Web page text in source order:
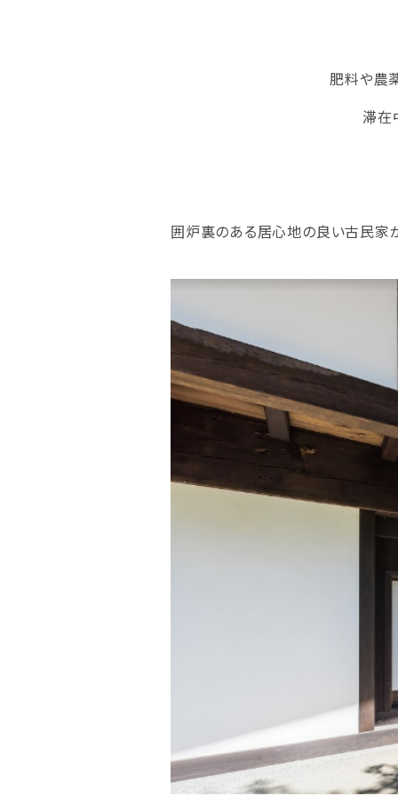
肥料や農
滞在
囲炉裏のある居心地の良い古民家